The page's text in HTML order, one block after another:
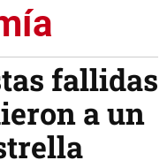
fallidas
a un